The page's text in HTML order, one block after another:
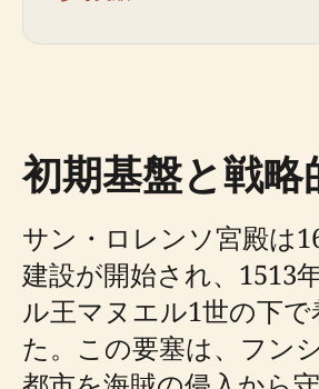
初期基盤と戦略
サン・ロレンソ宮殿は
建設が開始され、1513
ル王マヌエル1世の下で
た。この要塞は、フン